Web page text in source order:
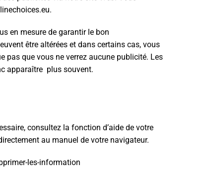
en mesure de garantir le bon
être altérées et dans certains cas, vous
pas que vous ne verrez aucune publicité. Les
apparaître plus souvent.
consultez la fonction d’aide de votre
au manuel de votre navigateur.
les-information